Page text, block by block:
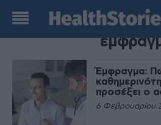
TAG
Έμφραγμα:
προσέξει ο
6 Φεβρουαρίου